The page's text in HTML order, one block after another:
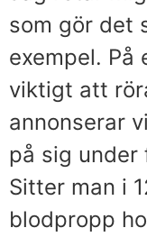
som gör det
exempel. På
viktigt att
annonserar
på sig under
Sitter man i
blodpropp